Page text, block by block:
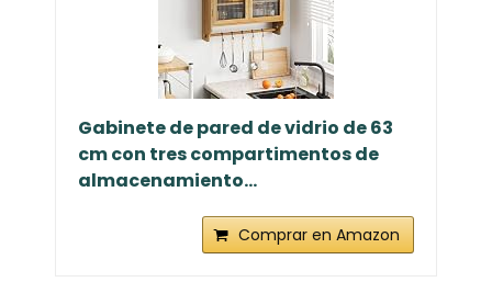
Gabinete de pared de vidrio de 63
cm con tres compartimentos de
almacenamiento...
Comprar en Amazon